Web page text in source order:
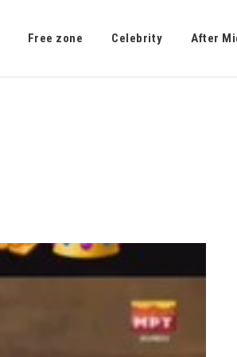
Free zone Celebrity After